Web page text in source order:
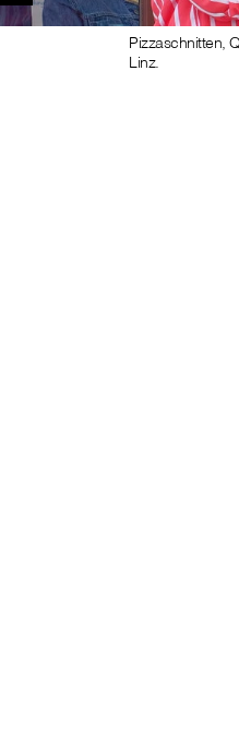
Pizzaschnitten,
Linz.